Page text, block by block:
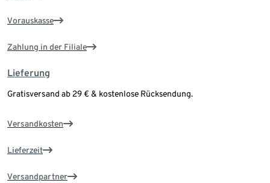
Vorauskasse
Zahlung in der Filiale
Lieferung
Gratisversand ab 29 € & kostenlose Rücksendung.
Versandkosten
Lieferzeit
Versandpartner